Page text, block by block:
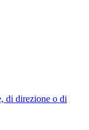
di direzione o di